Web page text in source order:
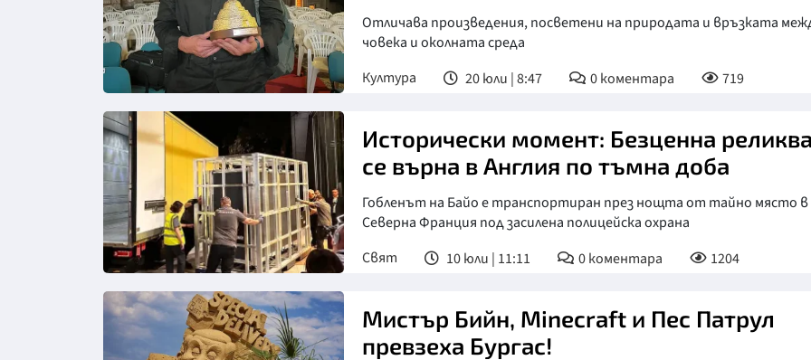
Отличава произведения, посветени на природата и връзката
човека и околната среда
Култура
20 юли | 8:47 0коментара 719
Исторически момент: Безценна
се върна в Англия по тъмна доба
Гобленът на Байо е транспортиран през нощта от тайно място в
Северна Франция под засилена полицейска охрана
Свят
10 юли | 11:11 0коментара 1204
Мистър Бийн, Minecraft и Пес Патрул
превзеха Бургас!